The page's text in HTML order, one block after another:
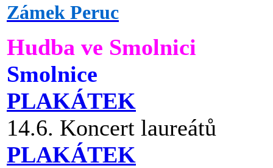
Zámek Peruc
Hudba ve Smolnici
Smolnice
PLAKÁTEK
14.6. Koncert laureátů
PLAKÁTEK